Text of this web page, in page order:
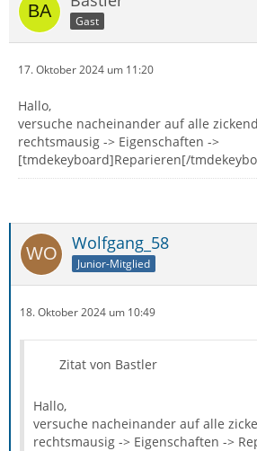
Gast
17. Oktober 2024 um 11:20
Hallo,
versuche nacheinander auf alle
rechtsmausig -> Eigenschaften ->
[tmdekeyboard]Reparieren[/
Wolfgang_58
Junior-Mitglied
18. Oktober 2024 um 10:49
Zitat von Bastler
Hallo,
versuche nacheinander auf alle
rechtsmausig -> Eigenschaften ->